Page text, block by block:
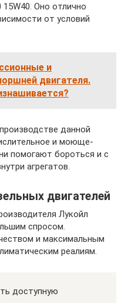
Оно отлично
от условий
и
двигателя.
данной
и моюще-
помогают бороться и с
агрегатов.
двигателей
Лукойл
спросом.
и максимальным
реалиям.
доступную